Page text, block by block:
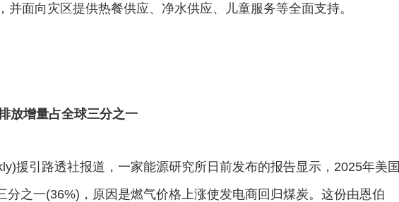
并面向灾区提供热餐供应、净水供应、儿童服务等全面支持。
放增量占全球三分之一
引路透社报道，一家能源研究所日前发布的报告显示，2025年美国
分之一(36%)，原因是燃气价格上涨使发电商回归煤炭。这份由恩伯